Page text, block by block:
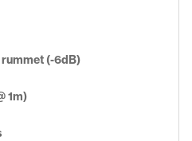
(-6dB)
1m)